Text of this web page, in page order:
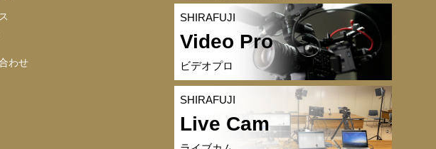
わせ
SHIRAFUJI
Video Pro
ビデオプロ
SHIRAFUJI
Live Cam